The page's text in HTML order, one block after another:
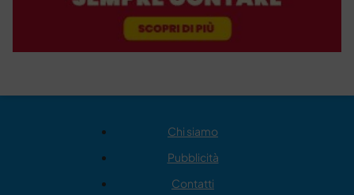
Chi siamo
Pubblicità
Contatti